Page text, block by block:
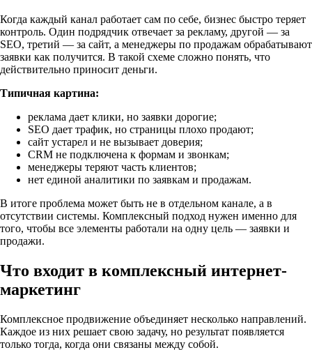
Когда каждый канал работает сам по себе, бизнес быстро теряет
контроль. Один подрядчик отвечает за рекламу, другой — за
SEO, третий — за сайт, а менеджеры по продажам обрабатывают
заявки как получится. В такой схеме сложно понять, что
действительно приносит деньги.
Типичная картина:
реклама дает клики, но заявки дорогие;
SEO дает трафик, но страницы плохо продают;
сайт устарел и не вызывает доверия;
CRM не подключена к формам и звонкам;
менеджеры теряют часть клиентов;
нет единой аналитики по заявкам и продажам.
В итоге проблема может быть не в отдельном канале, а в
отсутствии системы. Комплексный подход нужен именно для
того, чтобы все элементы работали на одну цель — заявки и
продажи.
Что входит в комплексный интернет-
маркетинг
Комплексное продвижение объединяет несколько направлений.
Каждое из них решает свою задачу, но результат появляется
только тогда, когда они связаны между собой.